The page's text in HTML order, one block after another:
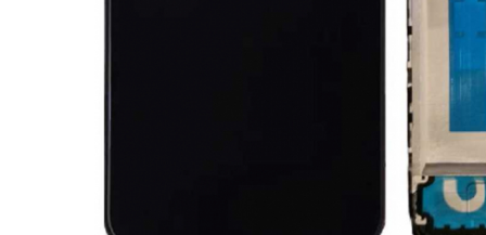
Suport auto
Camere si subansamble